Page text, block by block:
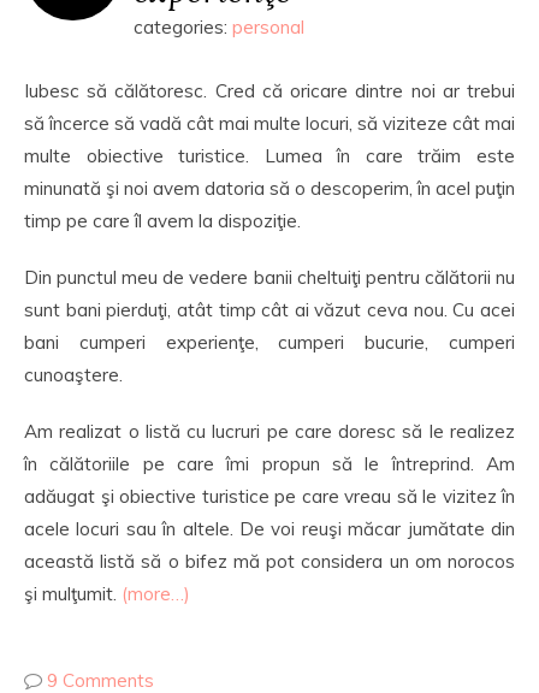
categories: personal
Iubesc să călătoresc. Cred că oricare dintre noi ar trebui
să încerce să vadă cât mai multe locuri, să viziteze cât mai
multe obiective turistice. Lumea în care trăim este
minunată şi noi avem datoria să o descoperim, în acel puţin
timp pe care îl avem la dispoziţie.
Din punctul meu de vedere banii cheltuiţi pentru călătorii nu
sunt bani pierduţi, atât timp cât ai văzut ceva nou. Cu acei
bani cumperi experienţe, cumperi bucurie, cumperi
cunoaştere.
Am realizat o listă cu lucruri pe care doresc să le realizez
în călătoriile pe care îmi propun să le întreprind. Am
adăugat şi obiective turistice pe care vreau să le vizitez în
acele locuri sau în altele. De voi reuşi măcar jumătate din
această listă să o bifez mă pot considera un om norocos
şi mulţumit. (more…)
9 Comments